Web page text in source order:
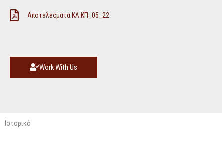
Αποτελεσματα ΚΛ ΚΠ_05_22
Work With Us
Ιστορικό